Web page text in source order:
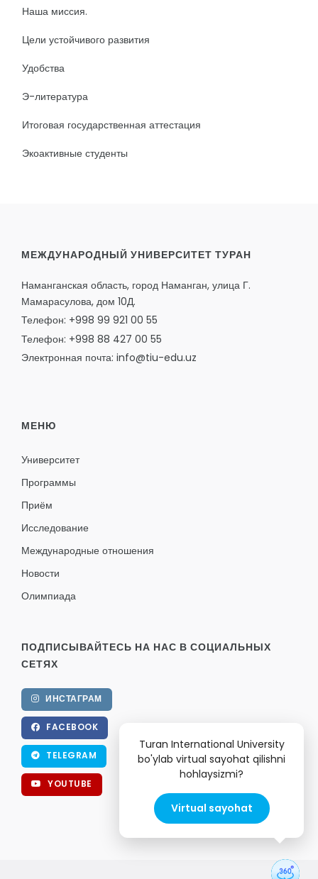
Наша миссия.
Цели устойчивого развития
Удобства
Э-литература
Итоговая государственная аттестация
Экоактивные студенты
МЕЖДУНАРОДНЫЙ УНИВЕРСИТЕТ ТУРАН
Наманганская область, город Наманган, улица Г.
Мамарасулова, дом 10Д.
Телефон: +998 99 921 00 55
Телефон: +998 88 427 00 55
Электронная почта: info@tiu-edu.uz
МЕНЮ
Университет
Программы
Приём
Исследование
Международные отношения
Новости
Олимпиада
ПОДПИСЫВАЙТЕСЬ НА НАС В СОЦИАЛЬНЫХ
СЕТЯХ
ИНСТАГРАМ
FACEBOOK
TELEGRAM
YOUTUBE
Turan International University
bo'ylab virtual sayohat qilishni
hohlaysizmi?
Virtual sayohat